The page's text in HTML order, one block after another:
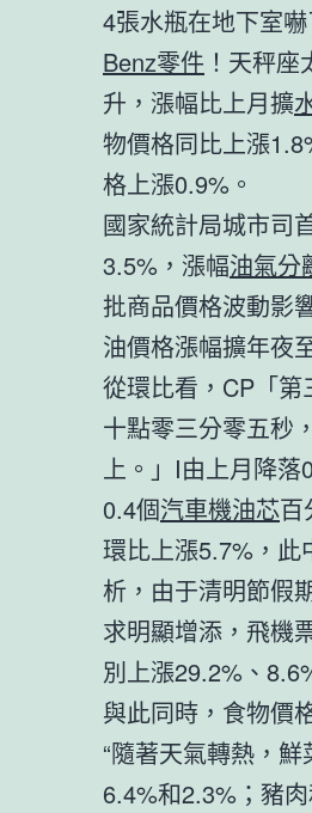
4張水瓶在地下室
Benz零件 ！天秤座
升，漲幅比上月擴
物價格同比上漲
格上漲0.9%。
國家統計局城市司
3.5%，漲幅油氣分
批商品價格波動影
油價格漲幅擴年夜
從環比看，CP「
十點零三分零五秒
上。」I由上月降落
0.4個汽車機油芯百
環比上漲5.7%，此
析，由于清明節假
求明顯增添，飛機
別上漲29.2%、
與此同時，食物價
“隨著天氣轉熱，
6.4%和2.3%；豬